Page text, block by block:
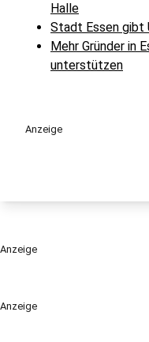
Anzeige
Halle
Stadt Essen
Mehr Gründer in
unterstützen
Anzeige
Anzeige